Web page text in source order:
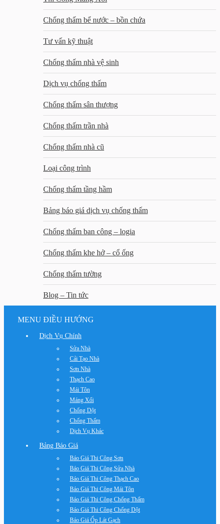
Chống thấm bể nước – bồn chứa
Tư vấn kỹ thuật
Chống thấm nhà vệ sinh
Dịch vụ chống thấm
Chống thấm sân thượng
Chống thấm trần nhà
Chống thấm nhà cũ
Loại công trình
Chống thấm tầng hầm
Bảng báo giá dịch vụ chống thấm
Chống thấm ban công – logia
Chống thấm khe hở – cổ ống
Chống thấm tường
Blog – Tin tức
MENU ĐIỀU HƯỚNG
Dịch Vụ Chính
Sửa Nhà
Cải Tạo Nhà
Sơn Nhà
Thạch Cao
Mái Tôn
Máng Xối
Chống Dột
Chống Thấm
Dịch Vụ Khác
Bảng Báo Giá
Báo Giá Thi Công Sơn
Báo Giá Thi Công Sửa Nhà
Báo Giá Thi Công Thạch Cao
Báo Giá Thi Công Mái Tôn
Báo Giá Thi Công Chống Thấm
Báo Giá Thi Công Chống Dột
Báo Giá Ốp Lát Gạch